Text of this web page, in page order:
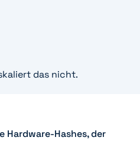
das nicht.
Hashes, der